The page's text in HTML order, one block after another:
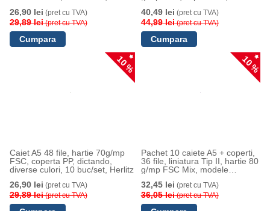
26,90 lei (pret cu TVA)
29,89 lei(pret cu TVA)
40,49 lei (pret cu TVA)
44,99 lei(pret cu TVA)
10 %
Caiet A5 48 file, hartie 70g/mp
FSC, coperta PP, dictando,
diverse culori, 10 buc/set, Herlitz
26,90 lei (pret cu TVA)
29,89 lei(pret cu TVA)
10 %
Pachet 10 caiete A5 + coperti,
36 file, liniatura Tip II, hartie 80
g/mp FSC Mix, modele
32,45 lei (pret cu TVA)
36,05 lei(pret cu TVA)